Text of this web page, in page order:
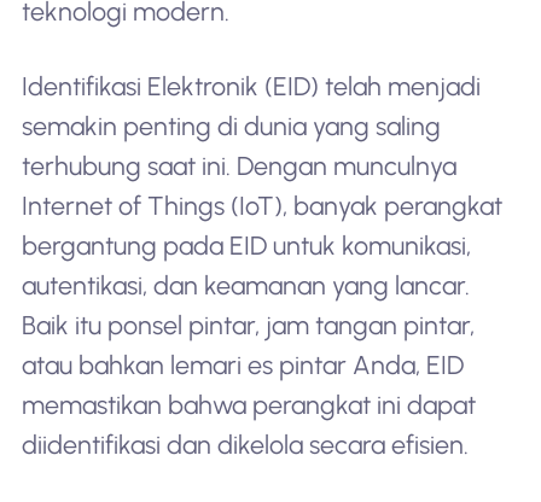
teknologi modern.
Identifikasi Elektronik (EID) telah menjadi
semakin penting di dunia yang saling
terhubung saat ini. Dengan munculnya
Internet of Things (IoT), banyak perangkat
bergantung pada EID untuk komunikasi,
autentikasi, dan keamanan yang lancar.
Baik itu ponsel pintar, jam tangan pintar,
atau bahkan lemari es pintar Anda, EID
memastikan bahwa perangkat ini dapat
diidentifikasi dan dikelola secara efisien.